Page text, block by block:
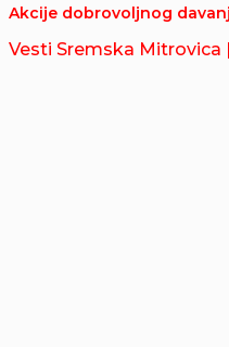
Akcije dobrovoljnog
Vesti Sremska Mitrovica